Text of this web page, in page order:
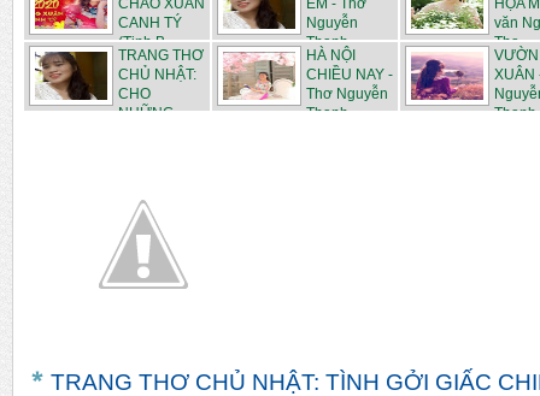
CANH TÝ
(Tịnh B...
Nguyễn
Thanh
Huyề...
văn
Tha...
TRANG THƠ
CHỦ NHẬT:
CHO
NHỮNG
HÀ NỘI
CHIỀU NAY -
Thơ Nguyễn
Thanh...
VƯỜN
XUÂN
Thanh
TRANG THƠ CHỦ NHẬT: TÌNH GỞI GIẤC